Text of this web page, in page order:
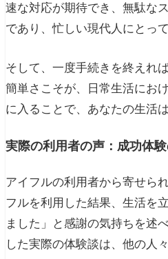
速な対応が期待でき、無駄な
であり、忙しい現代人にとっ
そして、一度手続きを終えれ
簡単さこそが、日常生活にお
に入ることで、あなたの生活
実際の利用者の声：成功体
アイフルの利用者から寄せら
フルを利用した結果、生活を
ました」と感謝の気持ちを述
した実際の体験談は、他の人